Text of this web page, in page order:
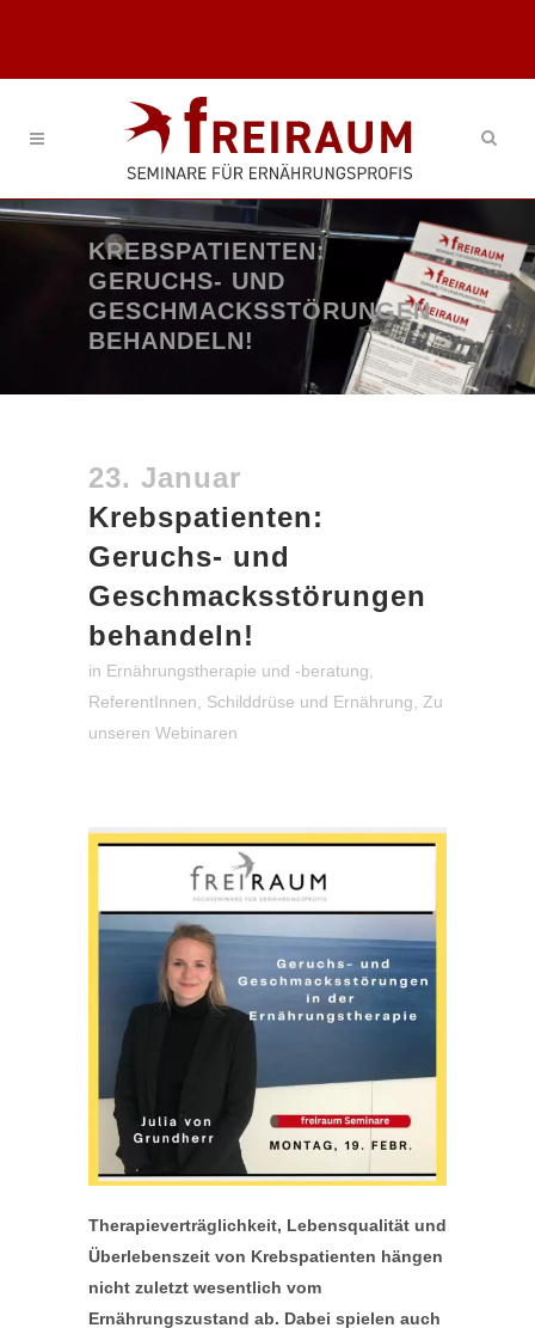
KREBSPATIENTEN:
GERUCHS- UND
GESCHMACKSSTÖRUNGEN
BEHANDELN!
23. Januar
Krebspatienten:
Geruchs- und
Geschmacksstörungen
behandeln!
in Ernährungstherapie und -beratung,
ReferentInnen, Schilddrüse und Ernährung, Zu
unseren Webinaren
Therapieverträglichkeit, Lebensqualität und
Überlebenszeit von Krebspatienten hängen
nicht zuletzt wesentlich vom
Ernährungszustand ab. Dabei spielen auch